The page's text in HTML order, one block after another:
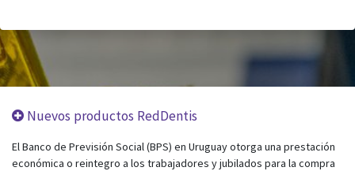
Nuevos productos RedDentis
El Banco de Previsión Social (BPS) en Uruguay otorga una prestación
económica o reintegro a los trabajadores y jubilados para la compra